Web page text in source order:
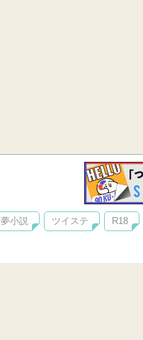
夢小説 ツイステ R18